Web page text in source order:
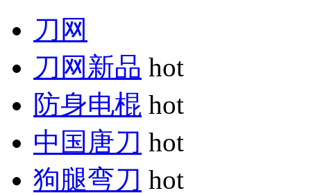
刀网
刀网新品 hot
防身电棍 hot
中国唐刀 hot
狗腿弯刀 hot